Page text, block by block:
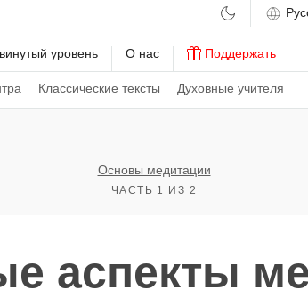
Классические тексты Духовные учителя
уровень О нас Поддержать
Основы медитации
ЧАСТЬ 1 ИЗ 2
аспекты